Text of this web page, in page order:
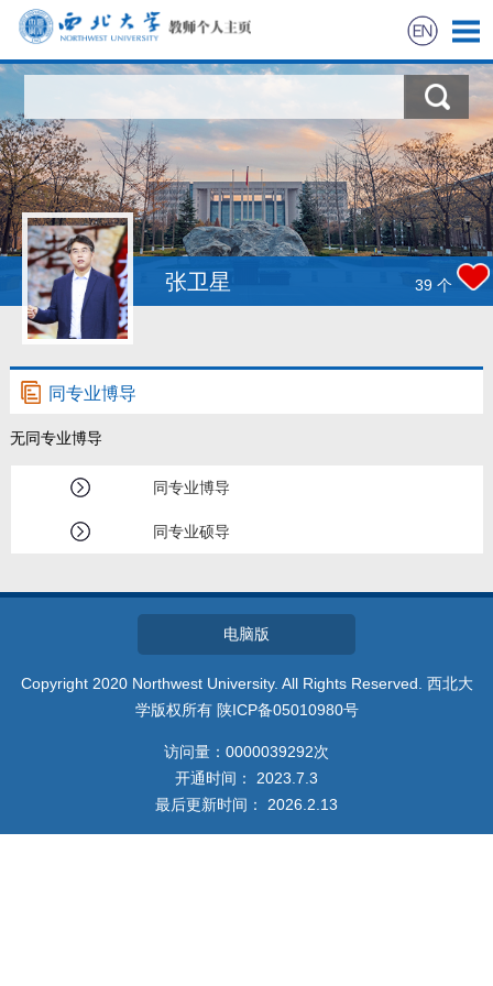
科学研究
教学研究
获奖信息
招生信息
学生信息
我的相册
教师博客
张卫星 39 个
同专业博导
无同专业博导
同专业博导
同专业硕导
电脑版
Copyright 2020 Northwest University. All Rights Reserved. 西北大
学版权所有 陕ICP备05010980号
访问量： 0000039292次
开通时间： 2023 7 3
最后更新时间： 2026 2 13